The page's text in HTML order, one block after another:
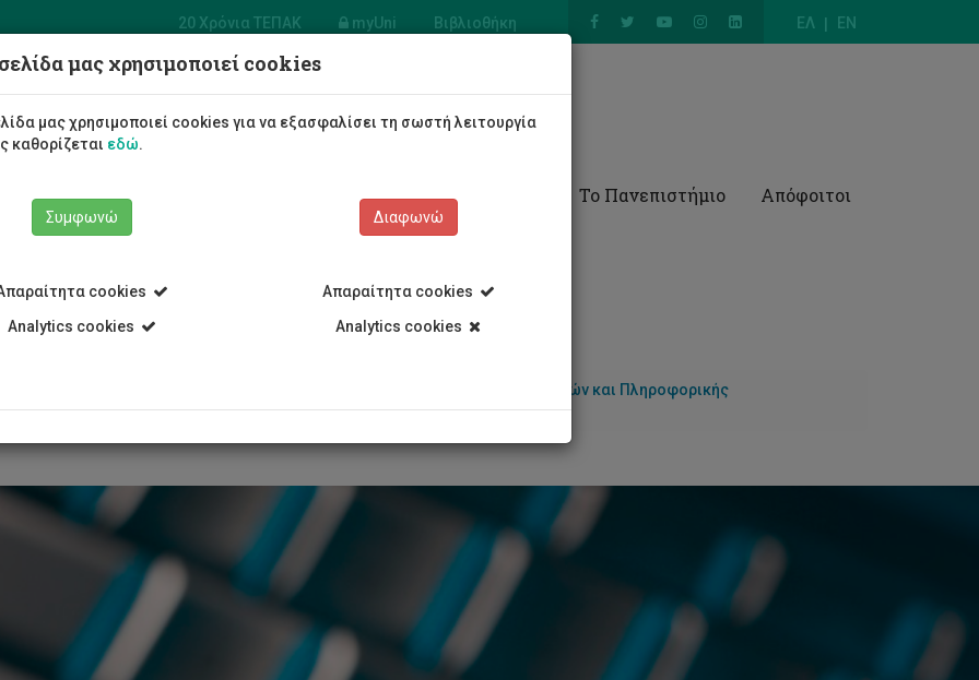
ΕΛ EN
20 Χρόνια ΤΕΠΑΚ myUni Βιβλιοθήκη
Ηλεκτρολόγων Μηχανικών
Ηλεκτρονικών
και Πληροφορικής
Σπουδές Το Πανεπιστήμιο Απόφοιτοι
Τμήμα Ηλεκτρολόγων Μηχανικών και Μηχανικών Ηλεκτρονικών Υπολογιστών και Πληροφορικής
μας χρησιμοποιεί cookies
μας χρησιμοποιεί cookies για να εξασφαλίσει τη σωστή λειτουργία
καθορίζεται εδώ.
Συμφωνώ
cookies
Analytics cookies
Διαφωνώ
Απαραίτητα cookies
Analytics cookies